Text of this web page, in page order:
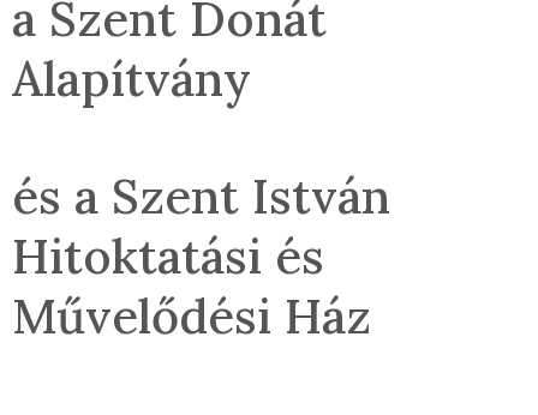
a Szent Donát
Alapítvány
és a Szent István
Hitoktatási és
Művelődési Ház